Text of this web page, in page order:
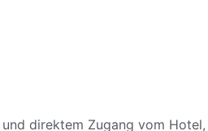
direktem Zugang vom